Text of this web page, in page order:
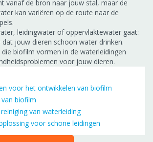
vanaf de bron naar jouw stal, maar de
kan variëren op de route naar de
leidingwater of oppervlaktewater gaat:
dat jouw dieren schoon water drinken.
biofilm vormen in de waterleidingen
voor jouw dieren.
voor het ontwikkelen van biofilm
biofilm
van waterleiding
voor schone leidingen